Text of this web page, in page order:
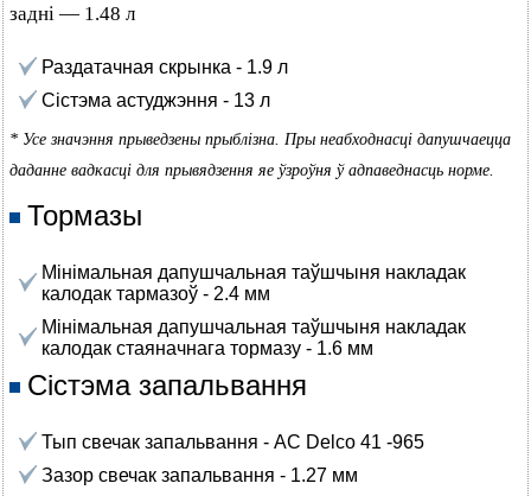
задні — 1.48 л
Раздатачная скрынка - 1.9 л
Сістэма астуджэння - 13 л
* Усе значэння прыведзены прыблізна. Пры неабходнасці дапушчаецца
даданне вадкасці для прывядзення яе ўзроўня ў адпаведнасць норме.
Тормазы
Мінімальная дапушчальная таўшчыня накладак
калодак тармазоў - 2.4 мм
Мінімальная дапушчальная таўшчыня накладак
калодак стаяначнага тормазу - 1.6 мм
Сістэма запальвання
Тып свечак запальвання - AC Delco 41 -965
Зазор свечак запальвання - 1.27 мм